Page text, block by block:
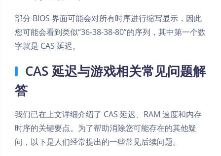
部分 BIOS 界面可能会对所有时序进行缩写显示，因此
您可能会看到类似“36-38-38-80”的序列，其中第一个数
字就是 CAS 延迟。
CAS 延迟与游戏相关常见问题解
答
我们已在上文详细介绍了 CAS 延迟、RAM 速度和内存
时序的关键要点。为了帮助消除您可能存在的其他疑
问，以下是人们经常提出的一些常见后续问题。